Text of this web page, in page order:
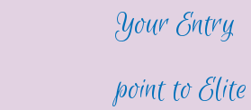
Your Entry
point to Elite